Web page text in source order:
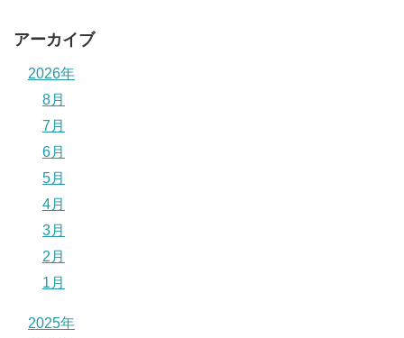
アーカイブ
2026年
8月
7月
6月
5月
4月
3月
2月
1月
2025年